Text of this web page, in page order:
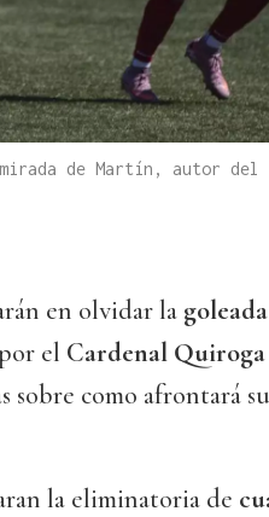
de Martín, autor del
en olvidar la goleada
el Cardenal Quiroga
sobre como afrontará su
la eliminatoria de